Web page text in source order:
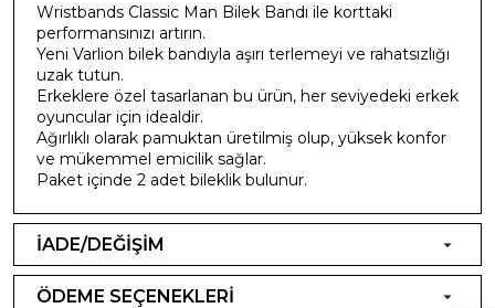
Wristbands Classic Man Bilek Bandı ile korttaki
performansınızı artırın.
Yeni Varlion bilek bandıyla aşırı terlemeyi ve rahatsızlığı
uzak tutun.
Erkeklere özel tasarlanan bu ürün, her seviyedeki erkek
oyuncular için idealdir.
Ağırlıklı olarak pamuktan üretilmiş olup, yüksek konfor
ve mükemmel emicilik sağlar.
Paket içinde 2 adet bileklik bulunur.
İADE/DEĞİŞİM
ÖDEME SEÇENEKLERİ